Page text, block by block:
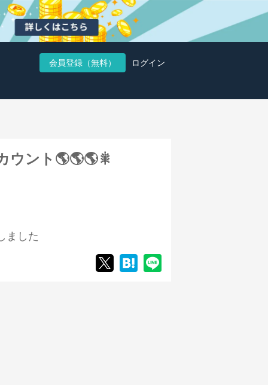
会員登録（無料） ログイン
ウント🌎🌎🌎🎇
ました